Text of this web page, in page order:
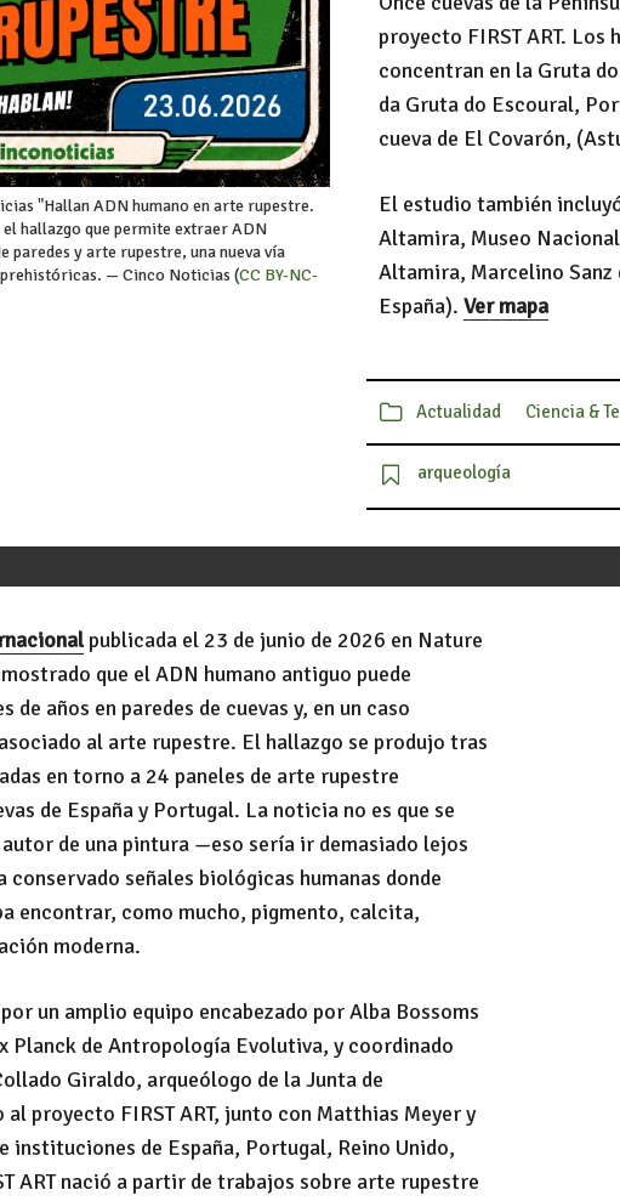
"Hallan ADN humano en arte rupestre.
el hallazgo que permite extraer ADN
paredes y arte rupestre, una nueva vía
— Cinco Noticias (CC BY-NC-
proyecto FIRST ART.
concentran en la Gruta
da Gruta do Escoural,
cueva de El Covarón,
El estudio también
Altamira, Museo
Altamira, Marcelino Sanz
España). Ver mapa
Actualidad Ciencia &
arqueología
publicada el 23 de junio de 2026 en Nature
que el ADN humano antiguo puede
años en paredes de cuevas y, en un caso
al arte rupestre. El hallazgo se produjo tras
en torno a 24 paneles de arte rupestre
de España y Portugal. La noticia no es que se
de una pintura —eso sería ir demasiado lejos
conservado señales biológicas humanas donde
encontrar, como mucho, pigmento, calcita,
moderna.
un amplio equipo encabezado por Alba Bossoms
Planck de Antropología Evolutiva, y coordinado
Giraldo, arqueólogo de la Junta de
proyecto FIRST ART, junto con Matthias Meyer y
instituciones de España, Portugal, Reino Unido,
ART nació a partir de trabajos sobre arte rupestre